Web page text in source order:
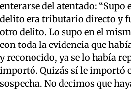
enterarse del atentado: “Supo
delito era tributario directo y
otro delito. Lo supo en el
con toda la evidencia que
y reconocido, ya se lo había
importó. Quizás sí le importó
sospecha. No decimos que